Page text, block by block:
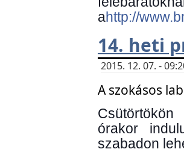
ahttp://
14. heti
2015. 12. 07. -
A szokásos
órakor
szabadon